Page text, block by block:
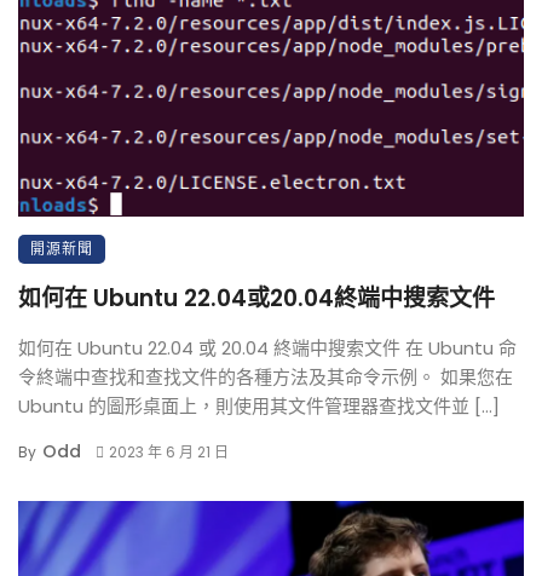
開源新聞
如何在 Ubuntu 22.04或20.04終端中搜索文件
如何在 Ubuntu 22.04 或 20.04 終端中搜索文件 在 Ubuntu 命
令終端中查找和查找文件的各種方法及其命令示例。 如果您在
Ubuntu 的圖形桌面上，則使用其文件管理器查找文件並 […]
By Odd 2023 年 6 月 21 日